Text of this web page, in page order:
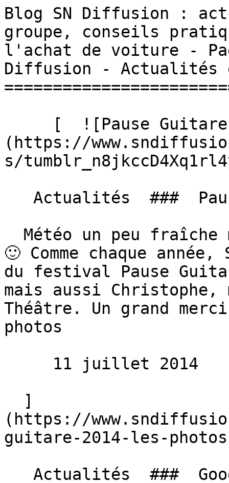
Blog SN Diffusion :
groupe, conseils
l'achat de voiture -
Diffusion -
(https://
s/
🙂 Comme chaque
du festival Pause
mais aussi Christophe,
Théâtre. Un grand
photos
(https://
guitare-2014-les-